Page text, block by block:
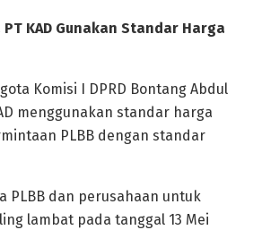
PT KAD Gunakan Standar Harga
Komisi I DPRD Bontang Abdul
menggunakan standar harga
PLBB dengan standar
PLBB dan perusahaan untuk
lambat pada tanggal 13 Mei